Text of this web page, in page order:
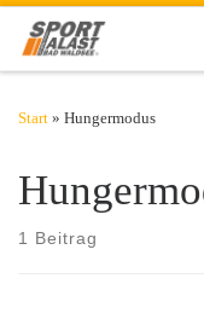
Zum Inhalt springen
Start » Hungermodus
1 Beitrag